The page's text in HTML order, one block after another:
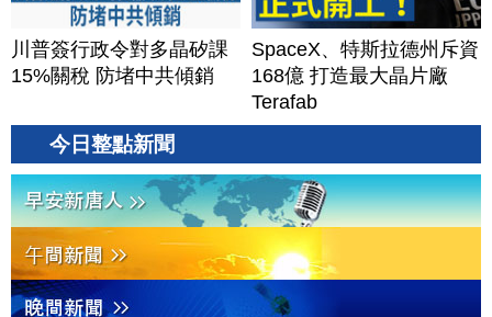
川普簽行政令對多晶矽課
15%關稅 防堵中共傾銷
SpaceX、特斯拉德州斥資
168億 打造最大晶片廠
Terafab
今日整點新聞